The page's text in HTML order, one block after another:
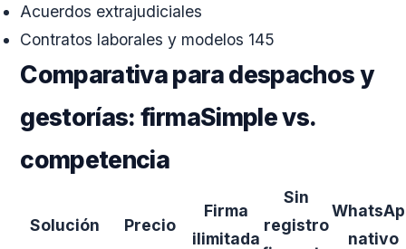
Acuerdos extrajudiciales
Contratos laborales y modelos 145
Comparativa para despachos y
gestorías: firmaSimple vs.
competencia
Solución Precio
Firma
ilimitada
Sin
registro
nativo